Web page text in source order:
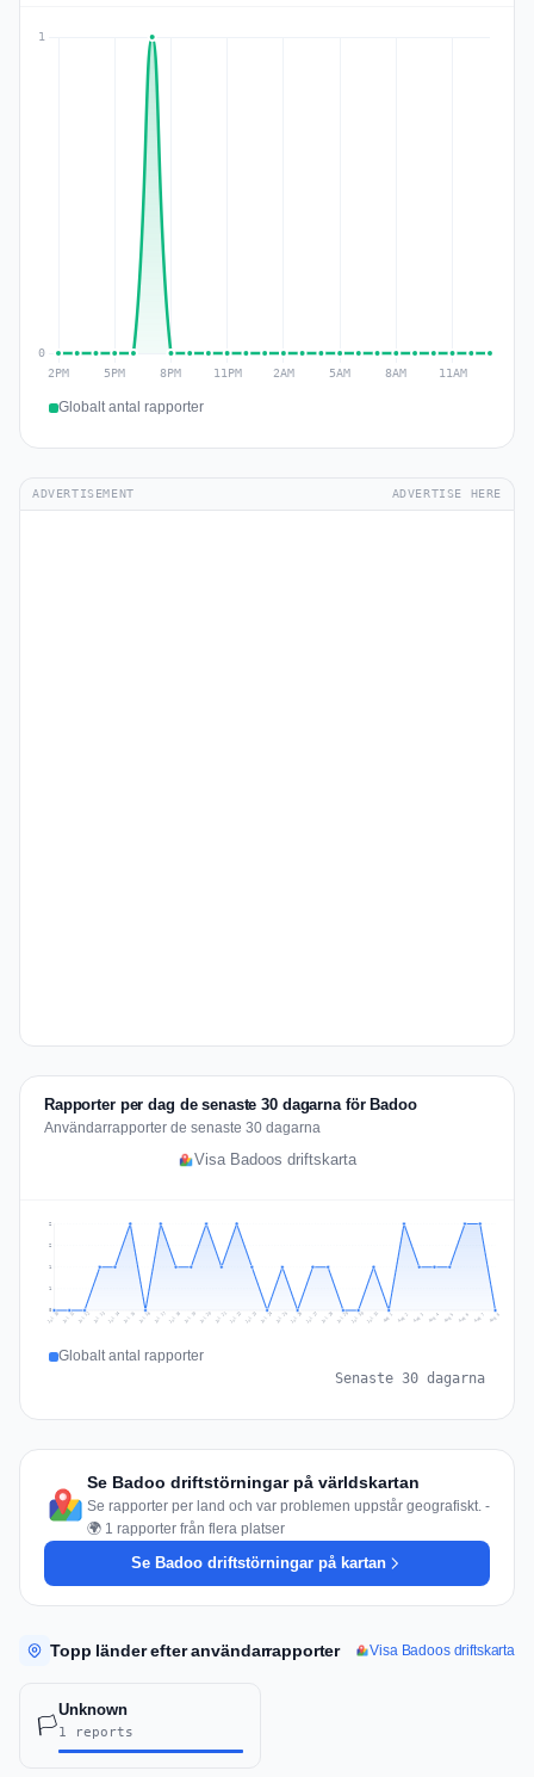
Globalt antal rapporter
ADVERTISEMENT ADVERTISE HERE
Rapporter per dag de senaste 30 dagarna för Badoo
Användarrapporter de senaste 30 dagarna
Visa Badoos driftskarta
1
1
2
2
Jul 10 Jul 11 Jul 12 Jul 13 Jul 14 Jul 15 Jul 16 Jul 17 Jul 18 Jul 19 Jul 20 Jul 21 Jul 22 Jul 23 Jul 24 Jul 25 Jul 26 Jul 27 Jul 28 Jul 29 Jul 30 Jul 31 Aug 1 Aug 2 Aug 3 Aug 4 Aug 5 Aug 6 Aug 7 Aug 8
Globalt antal rapporter
Senaste 30 dagarna
Se Badoo driftstörningar på världskartan
Se rapporter per land och var problemen uppstår geografiskt. -
🌍 1 rapporter från flera platser
Se Badoo driftstörningar på kartan
Topp länder efter användarrapporter Visa Badoos driftskarta
🏳️
Unknown
1 reports